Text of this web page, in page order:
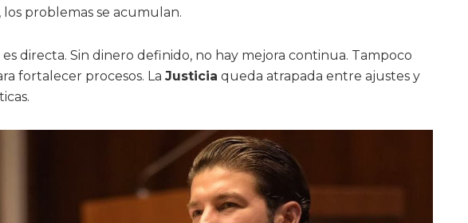
los problemas se acumulan.
directa. Sin dinero definido, no hay mejora continua. Tampoco
fortalecer procesos. La Justicia queda atrapada entre ajustes y